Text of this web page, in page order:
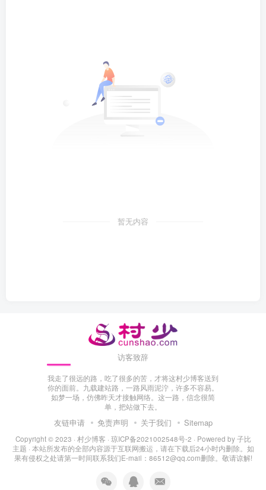
暂无内容
访客致辞
我走了很远的路，吃了很多的苦，才将这村少博客送到
你的面前。九载建站路，一路风雨泥泞，许多不容易。
如梦一场，仿佛昨天才接触网络。这一路，信念很简
单，把站做下去。
友链申请 免责声明 关于我们 Sitemap
Copyright © 2023 · 村少博客 · 琼ICP备2021002548号-2 · Powered by子比
主题 · 本站所发布的全部内容源于互联网搬运，请在下载后24小时内删除。如
果有侵权之处请第一时间联系我们E-mail：86512@qq.com删除。敬请谅解!